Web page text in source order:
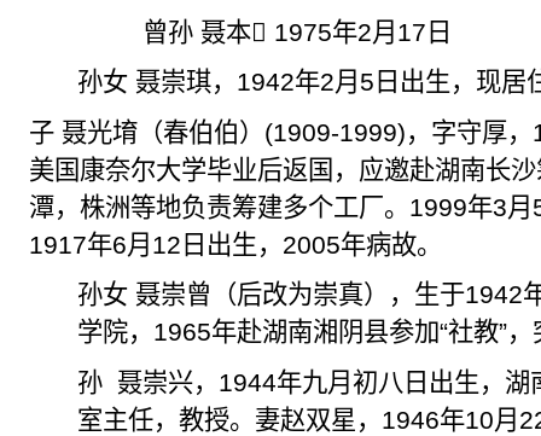
曾孙 聂本𣳓 1975年2月 17 日
孙女 聂崇琪， 1942年2月 5 日出生，现居
子 聂光堉 （春伯伯） (1909-1999)，字守厚，
美国康奈尔大学毕业后返国，应邀赴湖南长
潭，株洲等地负责筹建多个工厂。 1999年3月
1917年6月 12 日出生， 2005年病故。
孙女 聂崇曾（后改为崇真），生于1942
学院， 1965年赴湖南湘阴县参加“社教”
孙 聂崇兴， 1944年九月初八日出生，
室主任，教授。妻赵双星， 1946年10月